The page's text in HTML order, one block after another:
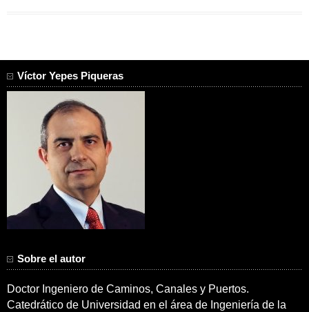
Víctor Yepes Piqueras
Sobre el autor
Doctor Ingeniero de Caminos, Canales y Puertos.
Catedrático de Universidad en el área de Ingeniería de la